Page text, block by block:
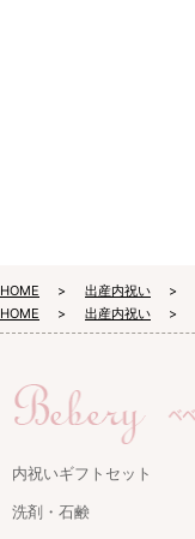
HOME 出産内祝い
HOME
出産内祝い
内祝いギフトセット
洗剤・石鹸